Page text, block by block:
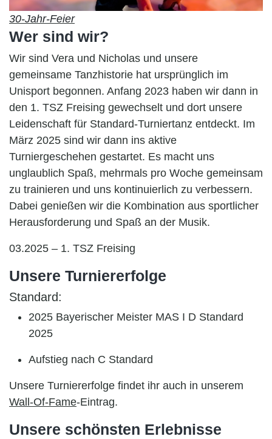
30-Jahr-Feier
Wer sind wir?
Wir sind Vera und Nicholas und unsere
gemeinsame Tanzhistorie hat ursprünglich im
Unisport begonnen. Anfang 2023 haben wir dann in
den 1. TSZ Freising gewechselt und dort unsere
Leidenschaft für Standard-Turniertanz entdeckt. Im
März 2025 sind wir dann ins aktive
Turniergeschehen gestartet. Es macht uns
unglaublich Spaß, mehrmals pro Woche gemeinsam
zu trainieren und uns kontinuierlich zu verbessern.
Dabei genießen wir die Kombination aus sportlicher
Herausforderung und Spaß an der Musik.
03.2025 – 1. TSZ Freising
Unsere Turniererfolge
Standard:
2025 Bayerischer Meister MAS I D Standard
2025
Aufstieg nach C Standard
Unsere Turniererfolge findet ihr auch in unserem
Wall-Of-Fame-Eintrag.
Unsere schönsten Erlebnisse